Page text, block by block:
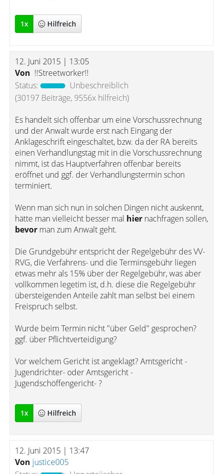
1x Hilfreich
12. Juni 2015 | 13:05
Von !!Streetworker!!
Status:
Unbeschreiblich
(30197 Beiträge, 9556x hilfreich)
Es handelt sich offenbar um eine Vorschussrechnung
und der Anwalt wurde erst nach Eingang der
Anklageschrift eingeschaltet, bzw. da der RA bereits
einen Verhandlungstag mit in die Vorschussrechnung
nimmt, ist das Hauptverfahren offenbar bereits
eröffnet und ggf. der Verhandlungstermin schon
terminiert.
Wenn man sich nun in solchen Dingen nicht auskennt,
hätte man vielleicht besser mal hier nachfragen sollen,
bevor man zum Anwalt geht.
Die Grundgebühr entspricht der Regelgebühr des VV-
RVG, die Verfahrens- und die Terminsgebühr liegen
etwas mehr als 15% über der Regelgebühr, was aber
vollkommen legetim ist, d.h. diese die Regelgebühr
übersteigenden Anteile zahlt man selbst bei einem
Freispruch selbst.
Wurde beim Termin nicht "über Geld" gesprochen?
ggf. über Pflichtverteidigung?
Vor welchem Gericht ist angeklagt? Amtsgericht -
Jugendrichter- oder Amtsgericht -
Jugendschöffengericht- ?
1x Hilfreich
12. Juni 2015 | 13:47
Von justice005